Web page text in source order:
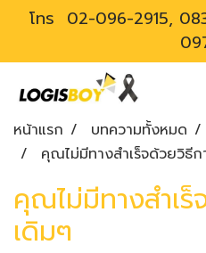
โทร 02-096-2915,
หน้าแรก บทความทั้งหมด
คุณไม่มีทางสำเร็จด้วยวิธีก
คุณไม่มีทางสำเร็
เดิมๆ